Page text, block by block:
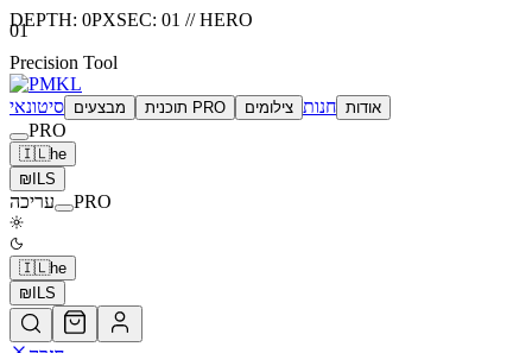
DEPTH: 0PXSEC: 01 //HERO
01
Precision Tool
חנות צילומים תוכנית PRO מבצעים סיטונאי אודות
PRO
🇮🇱he
₪ ILS
עריכה PRO
🇮🇱he
₪ ILS